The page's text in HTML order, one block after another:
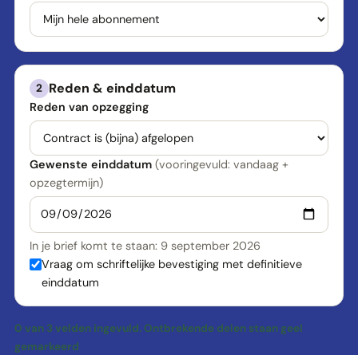
2 Reden & einddatum
Reden van opzegging
Gewenste einddatum (vooringevuld: vandaag +
opzegtermijn)
In je brief komt te staan: 9 september 2026
Vraag om schriftelijke bevestiging met definitieve
einddatum
0 van 3 velden ingevuld. Ontbrekende delen staan geel
gemarkeerd